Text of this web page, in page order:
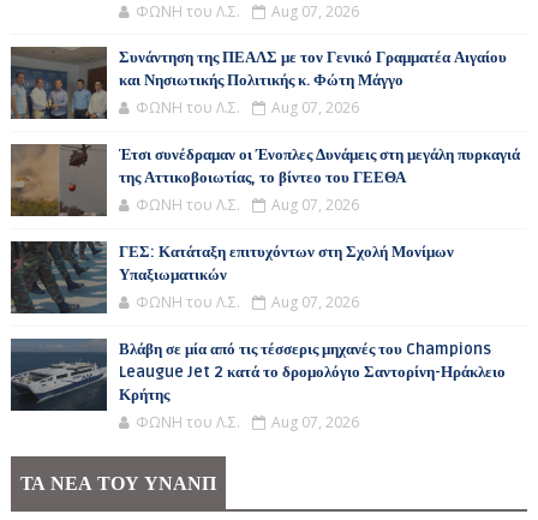
ΦΩΝΗ του Λ.Σ. Aug 07, 2026
Συνάντηση της ΠΕΑΛΣ με τον Γενικό Γραμματέα Αιγαίου
και Νησιωτικής Πολιτικής κ. Φώτη Μάγγο
ΦΩΝΗ του Λ.Σ. Aug 07, 2026
Έτσι συνέδραμαν οι Ένοπλες Δυνάμεις στη μεγάλη πυρκαγιά
της Αττικοβοιωτίας, το βίντεο του ΓΕΕΘΑ
ΦΩΝΗ του Λ.Σ. Aug 07, 2026
ΓΕΣ: Κατάταξη επιτυχόντων στη Σχολή Μονίμων
Υπαξιωματικών
ΦΩΝΗ του Λ.Σ. Aug 07, 2026
Βλάβη σε μία από τις τέσσερις μηχανές του Champions
Leaugue Jet 2 κατά το δρομολόγιο Σαντορίνη-Ηράκλειο
Κρήτης
ΦΩΝΗ του Λ.Σ. Aug 07, 2026
ΤΑ ΝΕΑ ΤΟΥ ΥΝΑΝΠ